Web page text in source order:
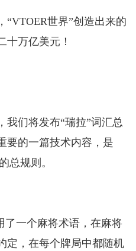
“VTOER世界”创造出来的
十万亿美元！
我们将发布“瑞拉”词汇总
要的一篇技术内容，是
总规则。
了一个麻将术语，在麻将
定，在每个牌局中都随机